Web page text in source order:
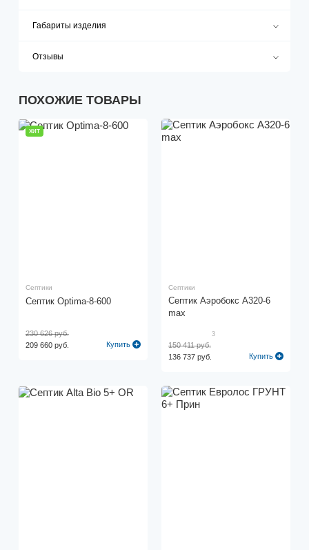
Габариты изделия
Отзывы
ПОХОЖИЕ ТОВАРЫ
ХИТ
Септики
Септик Optima-8-600
209 660 руб.
230 626 руб.
Купить
Септики
Септик Аэробокс A320-6
max
3
136 737 руб.
150 411 руб.
Купить